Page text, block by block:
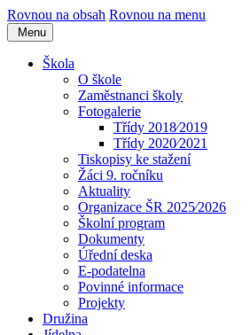
Rovnou na obsah Rovnou na menu
Menu
Škola
O škole
Zaměstnanci školy
Fotogalerie
Třídy 2018⁄2019
Třídy 2020⁄2021
Tiskopisy ke stažení
Žáci 9. ročníku
Aktuality
Organizace ŠR 2025⁄2026
Školní program
Dokumenty
Úřední deska
E-podatelna
Povinné informace
Projekty
Družina